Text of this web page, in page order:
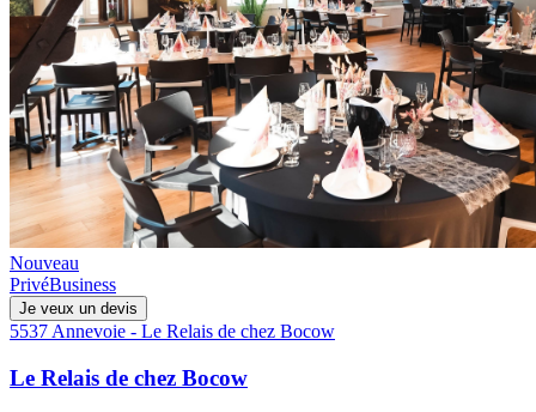
Nouveau
PrivéBusiness
Je veux un devis
5537 Annevoie - Le Relais de chez Bocow
Le Relais de chez Bocow